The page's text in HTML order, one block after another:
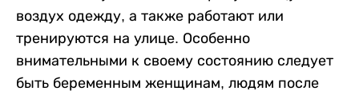
воздух одежду, а также работают или
тренируются на улице. Особенно
внимательными к своему состоянию следует
быть беременным женщинам, людям после